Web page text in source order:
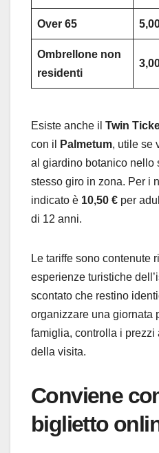
Over 65
Ombrellone non
residenti
Esiste anche il Twin
con il
Palmetum, utile se
al giardino botanico nello
stesso giro in zona. Per i
indicato è 10,50 € per
di 12 anni.
Le tariffe sono contenute
esperienze turistiche
scontato che restino
organizzare una giornata
famiglia, controlla i prezzi
della visita.
Conviene
biglietto